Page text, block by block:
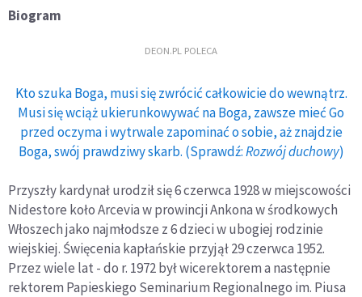
Biogram
DEON.PL POLECA
Kto szuka Boga, musi się zwrócić całkowicie do wewnątrz.
Musi się wciąż ukierunkowywać na Boga, zawsze mieć Go
przed oczyma i wytrwale zapominać o sobie, aż znajdzie
Boga, swój prawdziwy skarb. (Sprawdź:Rozwój duchowy)
Przyszły kardynał urodził się 6 czerwca 1928 w miejscowości
Nidestore koło Arcevia w prowincji Ankona w środkowych
Włoszech jako najmłodsze z 6 dzieci w ubogiej rodzinie
wiejskiej. Święcenia kapłańskie przyjął 29 czerwca 1952.
Przez wiele lat - do r. 1972 był wicerektorem a następnie
rektorem Papieskiego Seminarium Regionalnego im. Piusa